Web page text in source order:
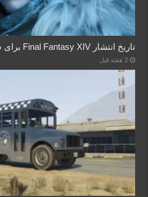
تاریخ انتشار Final Fantasy XIV برای سوییچ ۲ اعلام شد
2 هفته قبل